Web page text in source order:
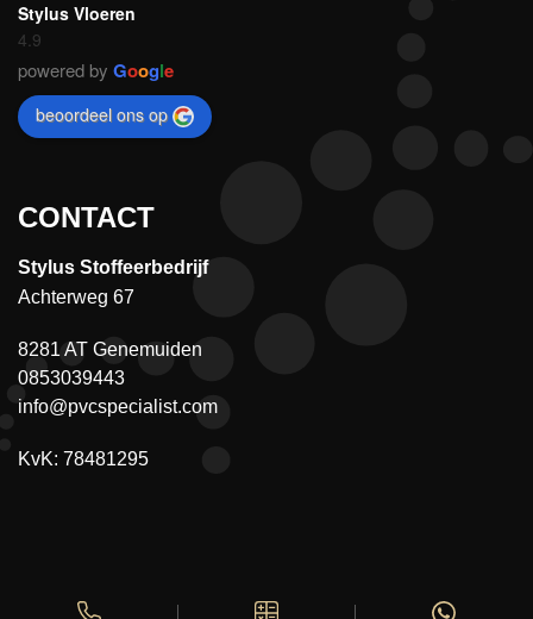
Stylus Vloeren
4.9
powered by Google
beoordeel ons op
CONTACT
Stylus Stoffeerbedrijf
Achterweg 67
8281 AT Genemuiden
0853039443
info@pvcspecialist.com
KvK: 78481295